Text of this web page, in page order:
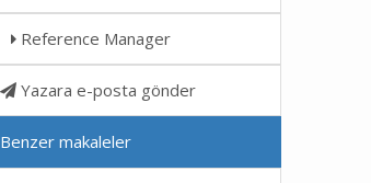
Reference Manager
Yazara e-posta gönder
Benzer makaleler